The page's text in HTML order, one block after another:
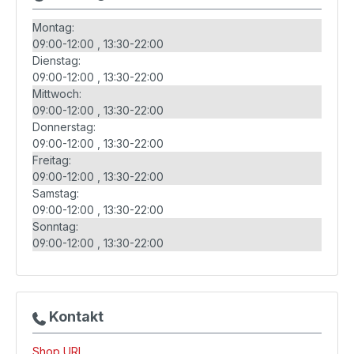
Montag:
09:00-12:00
13:30-22:00
Dienstag:
09:00-12:00
13:30-22:00
Mittwoch:
09:00-12:00
13:30-22:00
Donnerstag:
09:00-12:00
13:30-22:00
Freitag:
09:00-12:00
13:30-22:00
Samstag:
09:00-12:00
13:30-22:00
Sonntag:
09:00-12:00
13:30-22:00
Kontakt
Shop URL